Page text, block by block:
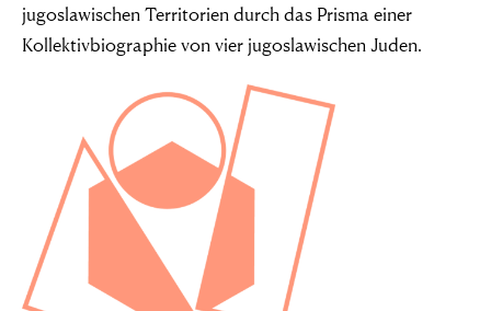
jugoslawischen Territorien durch das Prisma einer
Kollektivbiographie von vier jugoslawischen Juden.